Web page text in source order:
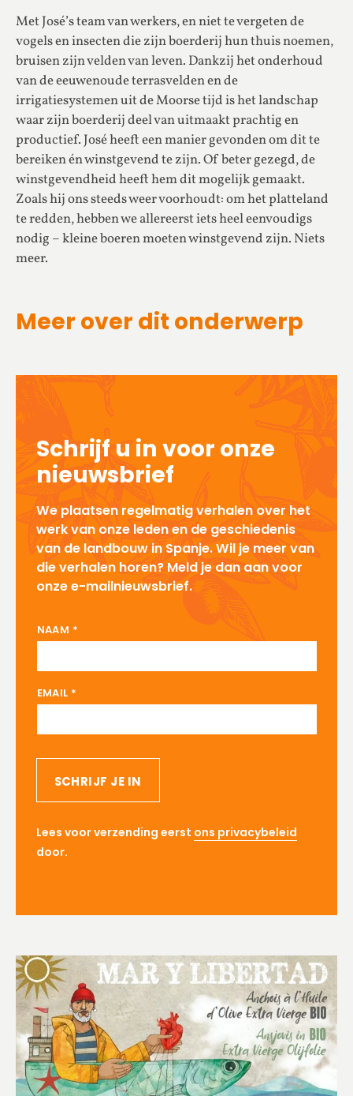
Met José’s team van werkers, en niet te vergeten de
vogels en insecten die zijn boerderij hun thuis noemen,
bruisen zijn velden van leven. Dankzij het onderhoud
van de eeuwenoude terrasvelden en de
irrigatiesystemen uit de Moorse tijd is het landschap
waar zijn boerderij deel van uitmaakt prachtig en
productief. José heeft een manier gevonden om dit te
bereiken én winstgevend te zijn. Of beter gezegd, de
winstgevendheid heeft hem dit mogelijk gemaakt.
Zoals hij ons steeds weer voorhoudt: om het platteland
te redden, hebben we allereerst iets heel eenvoudigs
nodig – kleine boeren moeten winstgevend zijn. Niets
meer.
Meer over dit onderwerp
Schrijf u in voor onze
nieuwsbrief
We plaatsen regelmatig verhalen over het
werk van onze leden en de geschiedenis
van de landbouw in Spanje. Wil je meer van
die verhalen horen? Meld je dan aan voor
onze e-mailnieuwsbrief.
NAAM *
EMAIL *
SCHRIJF JE IN
Lees voor verzending eerst ons privacybeleid
door.